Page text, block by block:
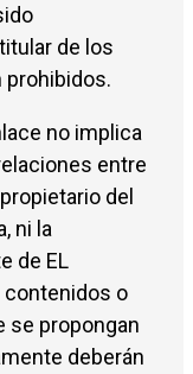
de los
prohibidos.
no implica
entre
del
ni la
de EL
contenidos o
se propongan
deberán